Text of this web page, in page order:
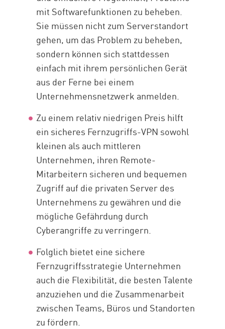
mit Softwarefunktionen zu beheben.
Sie müssen nicht zum Serverstandort
gehen, um das Problem zu beheben,
sondern können sich stattdessen
einfach mit ihrem persönlichen Gerät
aus der Ferne bei einem
Unternehmensnetzwerk anmelden.
Zu einem relativ niedrigen Preis hilft
ein sicheres Fernzugriffs-VPN sowohl
kleinen als auch mittleren
Unternehmen, ihren Remote-
Mitarbeitern sicheren und bequemen
Zugriff auf die privaten Server des
Unternehmens zu gewähren und die
mögliche Gefährdung durch
Cyberangriffe zu verringern.
Folglich bietet eine sichere
Fernzugriffsstrategie Unternehmen
auch die Flexibilität, die besten Talente
anzuziehen und die Zusammenarbeit
zwischen Teams, Büros und Standorten
zu fördern.